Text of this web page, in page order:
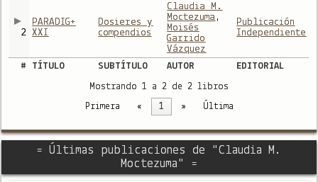
2
PARADIG+
XXI
Dosieres y
compendios
Claudia M.
Moctezuma ,
Moisés
Garrido
Vázquez
Publicación
Independiente
# TÍTULO SUBTÍTULO AUTOR
EDITORIAL
Mostrando 1 a 2 de 2 libros
Primera « 1 » Última
= Últimas publicaciones de "Claudia M.
Moctezuma" =